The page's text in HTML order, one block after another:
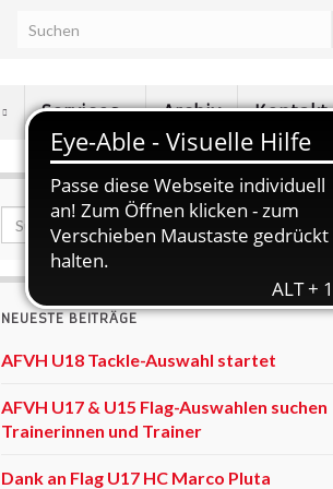
Services Archiv Kontakt
NEUESTE BEITRÄGE
AFVH U18 Tackle-Auswahl startet
AFVH U17 & U15 Flag-Auswahlen suchen
Trainerinnen und Trainer
Dank an Flag U17 HC Marco Pluta